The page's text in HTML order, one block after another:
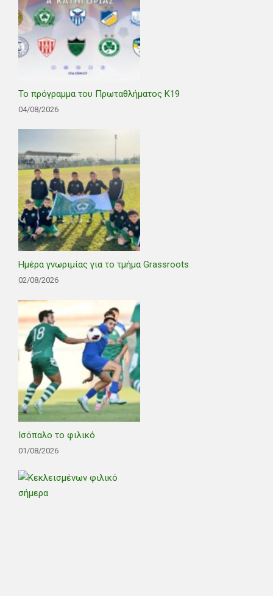
Το πρόγραμμα του Πρωταθλήματος Κ19
04/08/2026
Ημέρα γνωριμίας για το τμήμα Grassroots
02/08/2026
Ισόπαλο το φιλικό
01/08/2026